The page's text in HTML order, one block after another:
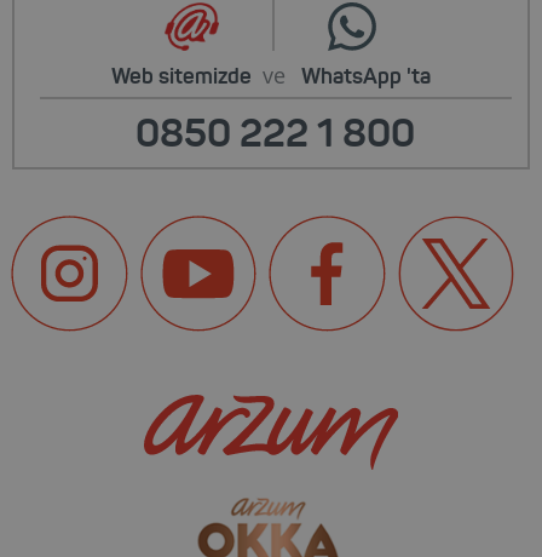
Web sitemizde ve WhatsApp 'ta
0850 222 1 800